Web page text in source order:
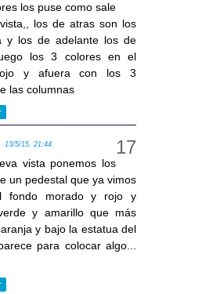
los puse como sale
los de atras son los
y los de adelante los de
los 3 colores en el
y afuera con los 3
las columnas
13/5/15, 21:44
vista ponemos los
un pedestal que ya vimos
fondo morado y rojo y
y amarillo que más
y bajo la estatua del
para colocar algo...